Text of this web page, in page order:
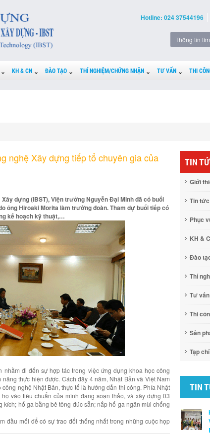
Hotline: 024 37544196
KH & CN ĐÀO TẠO THÍ NGHIỆM/CHỨNG NHẬN TƯ VẤN THI
nghệ Xây dựng tiếp tổ chuyên gia của
dựng (IBST), Viện trưởng Nguyễn Đại Minh đã có buổi
ông Hiroaki Morita làm trưởng đoàn. Tham dự buổi tiếp có
kế hoạch kỹ thuật,…
đi đến sự hợp tác trong việc ứng dụng khoa học công
thực hiện được. Cách đây 4 năm, Nhật Bản và Việt Nam
nghệ Nhật Bản, thực tế là hướng dẫn thi công. Phía Nhật
vào tiêu chuẩn của mình đang soạn thảo, và xây dựng 03
hố ga bằng bê tông đúc sẵn; nắp hố ga ngăn mùi chống
đầu mối để có sự trao đổi thống nhất trong những cuộc họp
TIN
Giới
Tin tức
Phục
KH &
Đào
Thí
Tư vấn
Thi
Sản
Tạp chí
TIN